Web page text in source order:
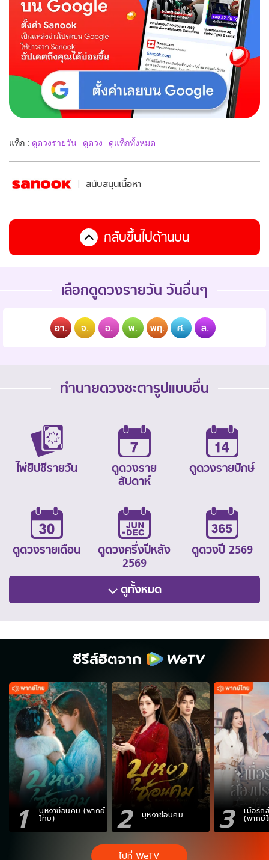
แท็ก : ดูดวงรายวัน ดูดวง ดูแท็กทั้งหมด
สนับสนุนเนื้อหา
กลับขึ้นไปด้านบน
เลือกดูดวงรายวัน วันอื่นๆ
อา. จ. อ. พ. พฤ. ศ. ส.
ทำนายดวงชะตารูปแบบอื่น
ไพ่ยิปซีรายวัน
ดูดวงราย
สัปดาห์
ดูดวงรายปักษ์
ดูดวงรายเดือน
ดูดวงครึ่งปีหลัง
2569
ดูดวงปี 2569
ดูทั้งหมด
ซีรีส์ฮิตจาก
1 บุหงาซ่อนคม (พากย์
ไทย) 2 บุหงาซ่อนคม 3 เมื่อรัก
(พากย์
ไปที่ WeTV